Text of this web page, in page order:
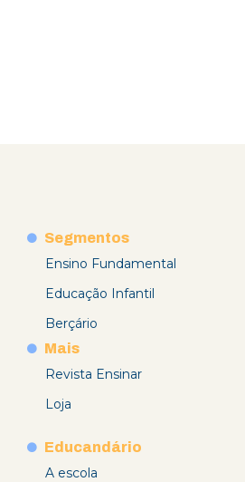
Segmentos
Ensino Fundamental
Educação Infantil
Berçário
Mais
Revista Ensinar
Loja
Educandário
A escola